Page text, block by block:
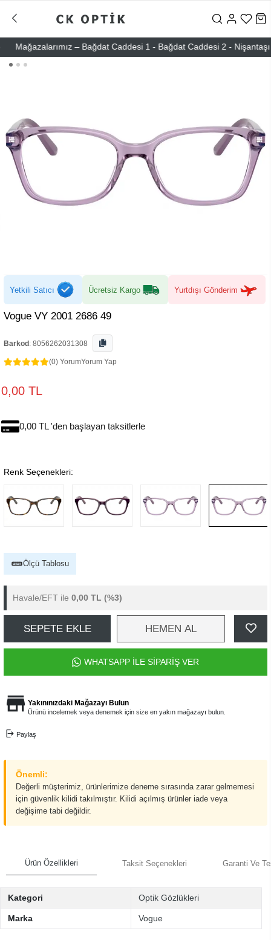
Mağazalarımız – Bağdat Caddesi 1 - Bağdat Caddesi 2 - Nişantaşı –
Yetkili Satıcı Ücretsiz Kargo Yurtdışı Gönderim
Vogue VY 2001 2686 49
Barkod : 8056262031308
(0) YorumYorum Yap
0,00 TL
0,00 TL 'den başlayan taksitlerle
Renk Seçenekleri:
Ölçü Tablosu
Havale/EFT ile 0,00 TL (%3)
SEPETE EKLE HEMEN AL
WHATSAPP İLE SİPARİŞ VER
Yakınınızdaki Mağazayı Bulun
Ürünü incelemek veya denemek için size en yakın mağazayı bulun.
Paylaş
Önemli:
Değerli müşterimiz, ürünlerimize deneme sırasında zarar gelmemesi
için güvenlik kilidi takılmıştır. Kilidi açılmış ürünler iade veya
değişime tabi değildir.
Ürün Özellikleri Taksit Seçenekleri Garanti Ve
Kategori Optik Gözlükleri
Marka Vogue